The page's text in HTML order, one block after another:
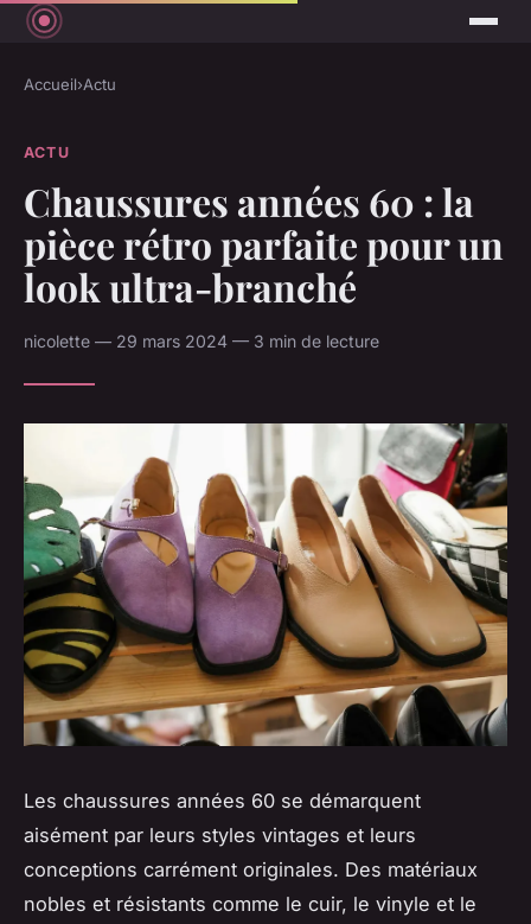
Accueil›Actu
ACTU
Chaussures années 60 : la
pièce rétro parfaite pour un
look ultra-branché
nicolette — 29 mars 2024 — 3 min de lecture
Les chaussures années 60 se démarquent
aisément par leurs styles vintages et leurs
conceptions carrément originales. Des matériaux
nobles et résistants comme le cuir, le vinyle et le